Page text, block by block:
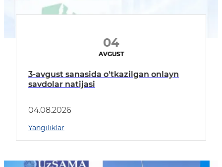
04
AVGUST
3-avgust sanasida o'tkazilgan onlayn
savdolar natijasi
04.08.2026
Yangiliklar